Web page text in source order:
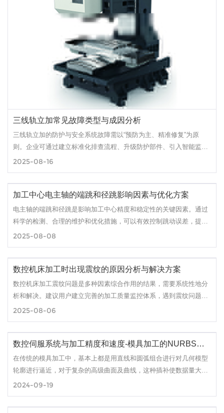
三线轨立加常见故障类型与成因分析
三线轨立加的防护与安全系统故障需以“预防为主、精准修复”为原
则。企业可通过建立标准化排查流程、升级防护部件、引入智能监测
技术，构建设备全生命周期管理体系，最终实现降本增效与安全生产
2025-08-16
加工中心电主轴的端跳和径跳影响因素与优化方案
电主轴的端跳和径跳是影响加工中心精度和稳定性的关键因素。通过
科学的检测、合理的维护和优化措施，可以有效控制跳动误差，提高
加工质量并延长主轴寿命。对于高精度加工需求的企业，建议定期进
期稳定的加工性能。
2025-08-08
数控机床加工时出现震纹的原因分析与解决方案
数控机床加工震纹问题是多种因素综合作用的结果，需要系统性地分
析和解决。建议用户建立完善的加工质量监控体系，遇到震纹问题时
按照科学方法逐步排查。对于复杂的振动问题，风暴娱乐的专业技术
2025-08-06
数控伺服系统与加工精度和速度-模具加工的NURBS功能
在传统的模具加工中，基本上都是用直线和圆弧组合进行对几何模型
轮廓进行逼近，对于复杂的高级曲面及曲线，这种插补使数据量大大
增加，增加了数据传输的时间，而且加工精度和表面质量都往往很难
2024-09-19